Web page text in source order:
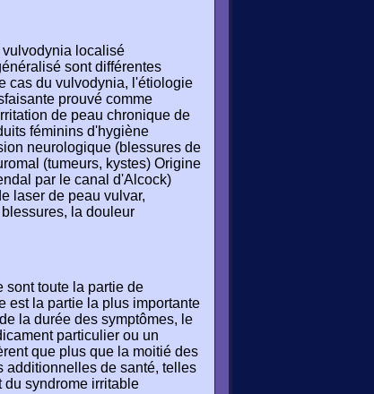
localisé
sont différentes
cas du vulvodynia, l'étiologie
prouvé comme
de peau chronique de
féminins d'hygiène
neurologique (blessures de
(tumeurs, kystes) Origine
par le canal d'Alcock)
laser de peau vulvar,
la douleur
sont toute la partie de
est la partie la plus importante
la durée des symptômes, le
particulier ou un
que plus que la moitié des
additionnelles de santé, telles
du syndrome irritable